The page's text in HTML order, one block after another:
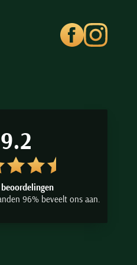
9.2
beoordelingen
96% beveelt ons aan.